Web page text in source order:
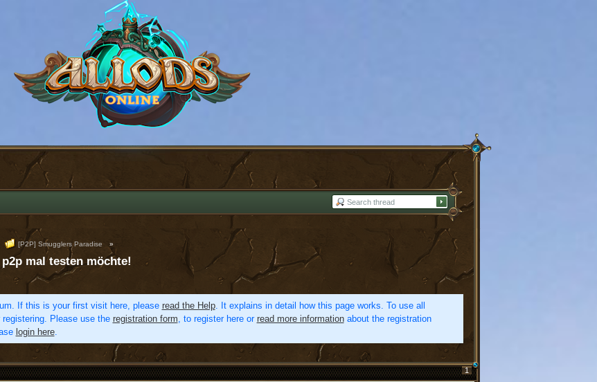
[P2P] Smugglers Paradise »
mal testen möchte!
If this is your first visit here, please read the Help. It explains in detail how this page works. To use all
Please use the registration form, to register here or read more informationabout the registration
login here.
1